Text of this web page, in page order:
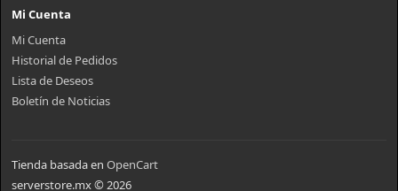
Mi Cuenta
Mi Cuenta
Historial de Pedidos
Lista de Deseos
Boletín de Noticias
Tienda basada en OpenCart
serverstore.mx © 2026